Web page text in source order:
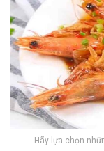
Hãy lựa chọn